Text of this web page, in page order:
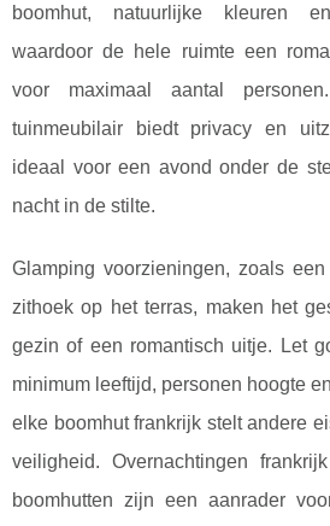
boomhut, natuurlijke kleuren
waardoor de hele ruimte een
voor maximaal aantal
tuinmeubilair biedt privacy en
ideaal voor een avond onder de
nacht in de stilte.
Glamping voorzieningen, zoals
zithoek op het terras, maken het
gezin of een romantisch uitje. Let
minimum leeftijd, personen hoogte
elke boomhut frankrijk stelt andere
veiligheid. Overnachtingen
boomhutten zijn een aanrader